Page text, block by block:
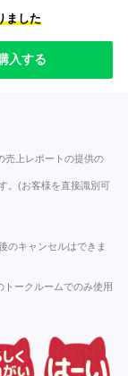
ました
入する
売上レポートの提供の
。(お客様を直接識別可
のキャンセルはできま
トークルームでのみ使用